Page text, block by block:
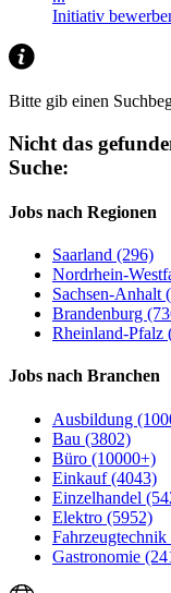
Initiativ
Bitte gib einen
Nicht das
Suche:
Jobs nach Regionen
Saarland (296)
Nordrhein-
Sachsen-Anhalt
Brandenburg
Rheinland-Pfalz
Jobs nach Branchen
Ausbildung
Bau (3802)
Büro (10000+)
Einkauf (4043)
Einzelhandel
Elektro (5952)
Gastronomie